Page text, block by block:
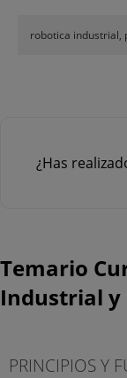
robotica industrial,
¿Has
Temario
Industrial y
PRINCIPIOS Y